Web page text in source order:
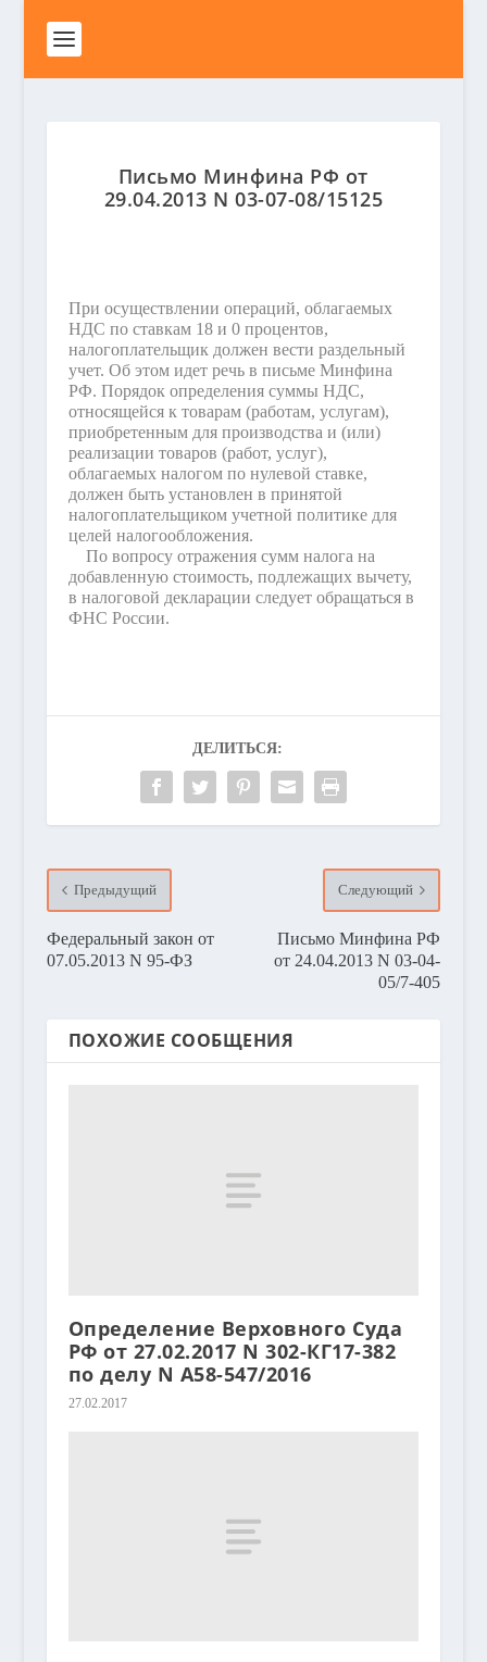
Письмо Минфина РФ от
29.04.2013 N 03-07-08/15125
При осуществлении операций, облагаемых
НДС по ставкам 18 и 0 процентов,
налогоплательщик должен вести раздельный
учет. Об этом идет речь в письме Минфина
РФ. Порядок определения суммы НДС,
относящейся к товарам (работам, услугам),
приобретенным для производства и (или)
реализации товаров (работ, услуг),
облагаемых налогом по нулевой ставке,
должен быть установлен в принятой
налогоплательщиком учетной политике для
целей налогообложения.
По вопросу отражения сумм налога на
добавленную стоимость, подлежащих вычету,
в налоговой декларации следует обращаться в
ФНС России.
ДЕЛИТЬСЯ:
Предыдущий
Федеральный закон от
07.05.2013 N 95-ФЗ
Следующий
Письмо Минфина РФ
от 24.04.2013 N 03-04-
05/7-405
ПОХОЖИЕ СООБЩЕНИЯ
Определение Верховного Суда
РФ от 27.02.2017 N 302-КГ17-382
по делу N А58-547/2016
27.02.2017